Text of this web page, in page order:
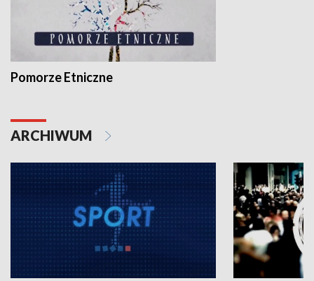
Pomorze Etniczne
ARCHIWUM